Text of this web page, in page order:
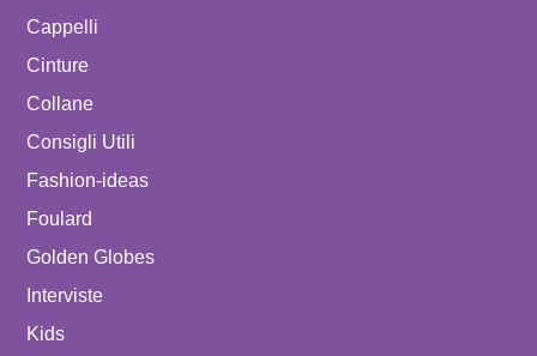
Cappelli
Cinture
Collane
Consigli Utili
Fashion-ideas
Foulard
Golden Globes
Interviste
Kids